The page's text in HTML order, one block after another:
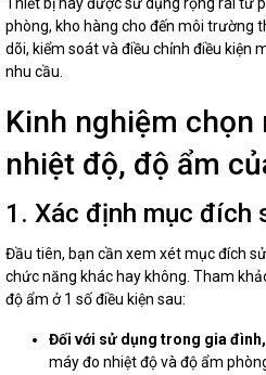
phòng, kho hàng cho đến môi trường
dõi, kiểm soát và điều chỉnh điều kiện
nhu cầu.
Kinh nghiệm chọn
nhiệt độ, độ ẩm
1. Xác định mục đích
Đầu tiên, bạn cần xem xét mục đích
chức năng khác hay không. Tham
độ ẩm ở 1 số điều kiện sau:
Đối với sử dụng trong gia
máy đo nhiệt độ và độ ẩm